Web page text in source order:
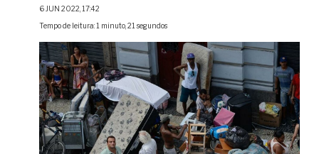
6 JUN 2022, 17:42
Tempo de leitura: 1 minuto, 21 segundos